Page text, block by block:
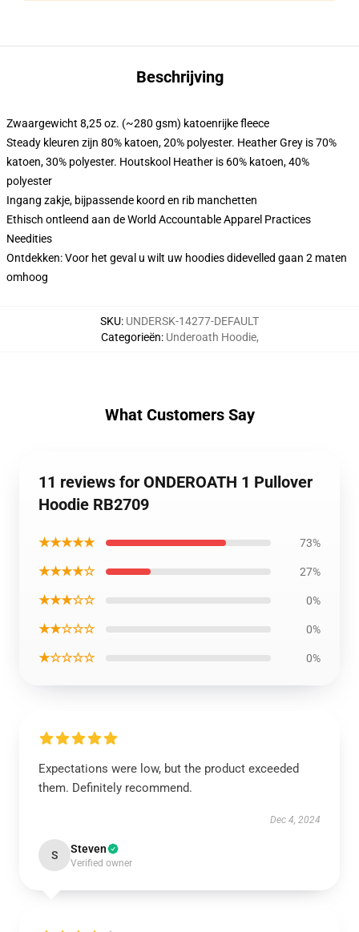
Beschrijving
Zwaargewicht 8,25 oz. (~280 gsm) katoenrijke fleece
Steady kleuren zijn 80% katoen, 20% polyester. Heather Grey is 70%
katoen, 30% polyester. Houtskool Heather is 60% katoen, 40%
polyester
Ingang zakje, bijpassende koord en rib manchetten
Ethisch ontleend aan de World Accountable Apparel Practices
Needities
Ontdekken: Voor het geval u wilt uw hoodies didevelled gaan 2 maten
omhoog
SKU: UNDERSK-14277-DEFAULT
Categorieën: Underoath Hoodie,
What Customers Say
11 reviews for ONDEROATH 1 Pullover
Hoodie RB2709
★★★★★ 73%
★★★★☆ 27%
★★★☆☆ 0%
★★☆☆☆ 0%
★☆☆☆☆ 0%
Expectations were low, but the product exceeded
them. Definitely recommend.
Dec 4, 2024
S Steven
Verified owner